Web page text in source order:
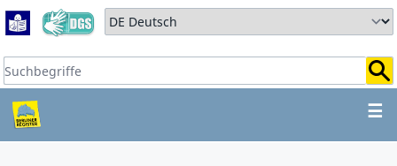
Zum Hauptbereich springen
Zum Hauptmenü springen
Sprache auswählen:
Suchbegriffe:
☰
ZUM HAUPTBEREICH